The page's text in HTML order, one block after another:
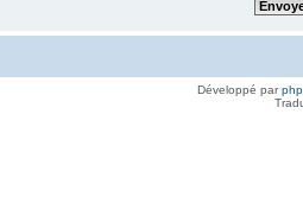
Développé par